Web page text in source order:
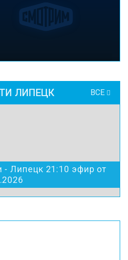
ЛИПЕЦК ВСЕ
- Липецк 21:10 эфир от